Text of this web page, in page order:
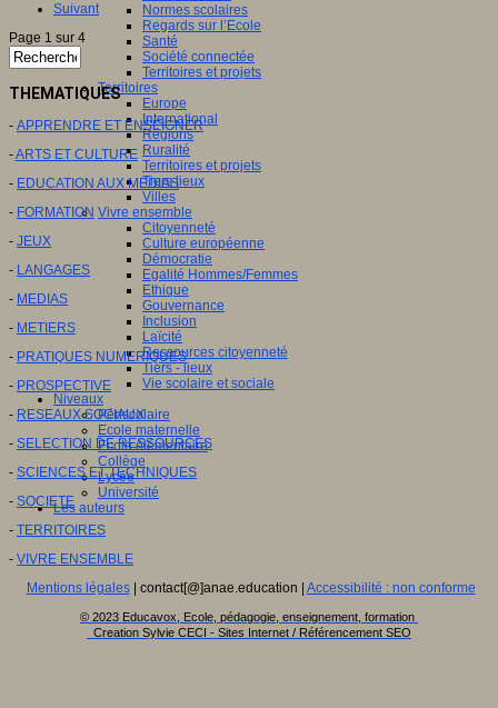
Normes scolaires
Regards sur l’Ecole
Santé
Société connectée
Territoires et projets
Territoires
Europe
International
Régions
Ruralité
Territoires et projets
Tiers lieux
Villes
Vivre ensemble
Citoyenneté
Culture européenne
Démocratie
Egalité Hommes/Femmes
Ethique
Gouvernance
Inclusion
Laïcité
Ressources citoyenneté
Tiers - lieux
Vie scolaire et sociale
Niveaux
Périscolaire
Ecole maternelle
Ecole élémentaire
Collège
Lycée
Université
Les auteurs
Suivant
Page 1 sur 4
THEMATIQUES
- APPRENDRE ET ENSEIGNER
-ARTS ET CULTURE
- EDUCATION AUX MEDIAS
- FORMATION
- JEUX
- LANGAGES
- MEDIAS
- METIERS
- PRATIQUES NUMERIQUES
- PROSPECTIVE
- RESEAUX SOCIAUX
- SELECTION DE RESSOURCES
- SCIENCES ET TECHNIQUES
- SOCIETE
- TERRITOIRES
- VIVRE ENSEMBLE
Mentions légales| contact[@]anae.education | Accessibilité : non conforme
© 2023 Educavox, Ecole, pédagogie, enseignement, formation
Creation Sylvie CECI - Sites Internet / Référencement SEO